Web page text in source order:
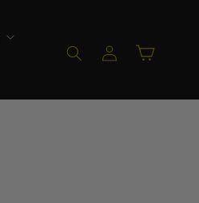
EinloggenWarenkorb